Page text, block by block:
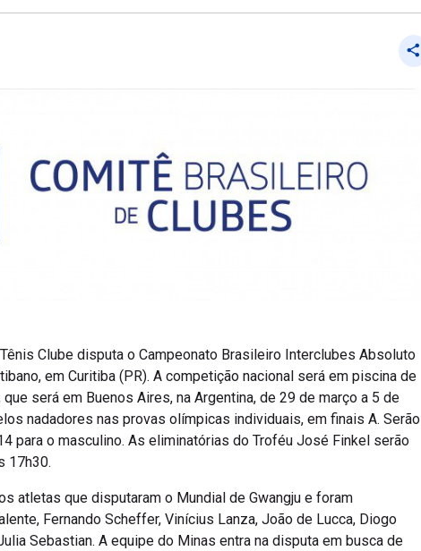
Clube disputa o Campeonato Brasileiro Interclubes Absoluto
em Curitiba (PR). A competição nacional será em piscina de
será em Buenos Aires, na Argentina, de 29 de março a 5 de
nadadores nas provas olímpicas individuais, em finais A. Serão
para o masculino. As eliminatórias do Troféu José Finkel serão
17h30.
atletas que disputaram o Mundial de Gwangju e foram
Fernando Scheffer, Vinícius Lanza, João de Lucca, Diogo
Sebastian. A equipe do Minas entra na disputa em busca de